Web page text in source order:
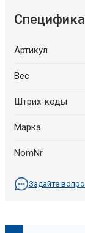
Артикул
Вес
Штрих-коды
Марка
NomNr
Задайте